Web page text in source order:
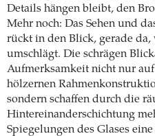
Details hängen bleibt, den
Mehr noch: Das Sehen und
rückt in den Blick, gerade da,
umschlägt. Die schrägen
Aufmerksamkeit nicht nur
hölzernen
sondern schaffen durch die
Hintereinanderschichtung
Spiegelungen des Glases